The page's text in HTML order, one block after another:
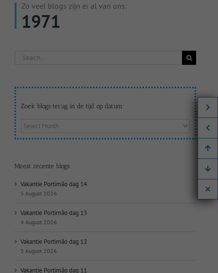
Zo veel blogs zijn er al van ons:
1971
Search
Zoek blogs terug in de tijd op datum:
Zoek
op
datum:
Meest recente blogs
Vakantie Portimão dag 14
5 August 2026
Vakantie Portimão dag 13
4 August 2026
Vakantie Portimão dag 12
3 August 2026
Vakantie Portimão dag 11